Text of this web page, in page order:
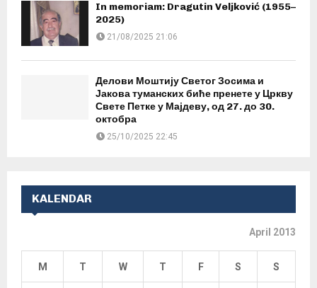
In memoriam: Dragutin Veljković (1955–
2025)
21/08/2025 21:06
Делови Моштију Светог Зосима и
Јакова туманских биће пренете у Цркву
Свете Петке у Мајдеву, од 27. до 30.
октобра
25/10/2025 22:45
KALENDAR
April 2013
M T W T F S S